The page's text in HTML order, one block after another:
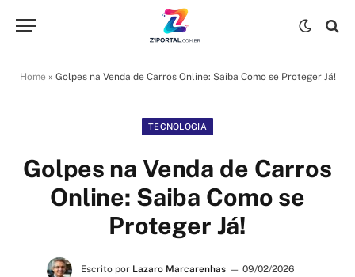
Home » Golpes na Venda de Carros Online: Saiba Como se Proteger Já!
TECNOLOGIA
Golpes na Venda de Carros
Online: Saiba Como se
Proteger Já!
Escrito por Lazaro Marcarenhas
09/02/2026